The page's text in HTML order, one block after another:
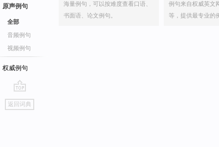
原声例句
全部
音频例句
视频例句
权威例句
go
top
返回词典
海量例句，可以按难度查看口语、
书面语、论文例句。
例句来自权威英文
等，提供最专业的